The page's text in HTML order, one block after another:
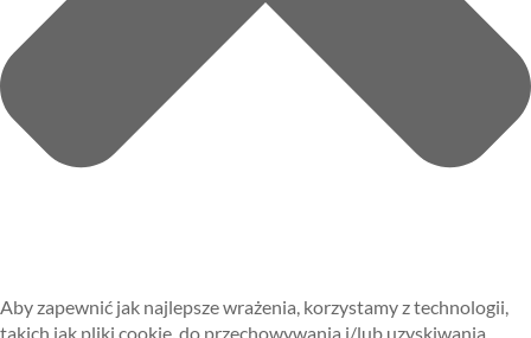
Aby zapewnić jak najlepsze wrażenia, korzystamy z technologii,
takich jak pliki cookie, do przechowywania i/lub uzyskiwania